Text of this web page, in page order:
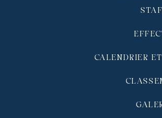
CALENDRIER